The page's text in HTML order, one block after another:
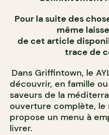
Pour la suite des
même
de cet article
trace de
Dans Griffintown, le
découvrir, en famille
saveurs de la
ouverture complète,
propose un menu à
livrer.